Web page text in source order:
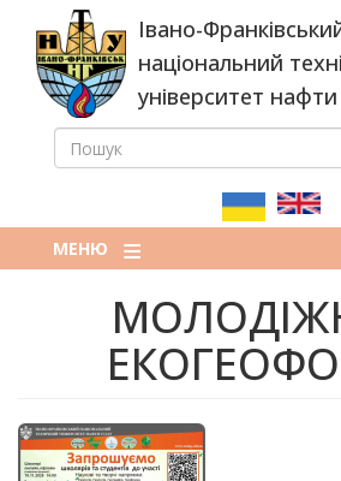
основного
вмісту
Івано-
національний
університет нафти
ПОШУКОВА
ПОШУК
МЕНЮ